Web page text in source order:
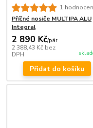
1
Příčné nosiče MULTIPA ALU
Integral
2 890 Kč/pár
2 388,43 Kč bez
DPH
Přidat do košíku